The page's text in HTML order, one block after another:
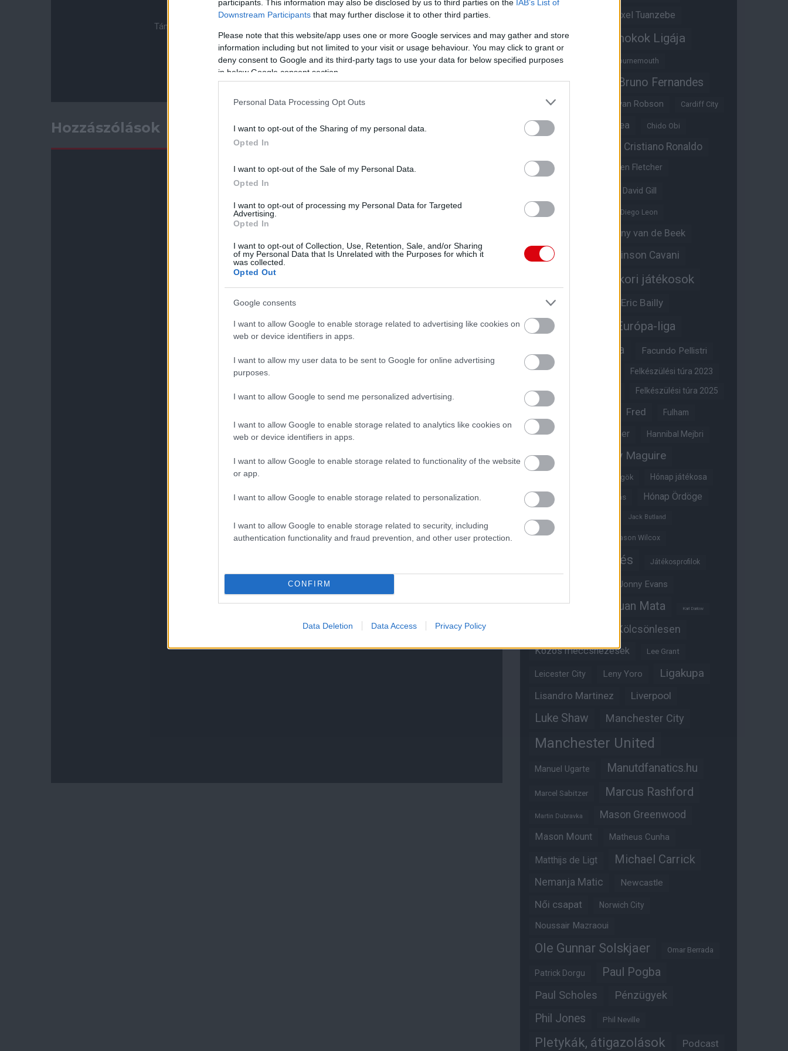
participants. This information may also be disclosed by us to third parties on the IAB’s List of
Downstream Participants that may further disclose it to other third parties.
Please note that this website/app uses one or more Google services and may gather and store
information including but not limited to your visit or usage behaviour. You may click to grant or
deny consent to Google and its third-party tags to use your data for below specified purposes
in below Google consent section.
Personal Data Processing Opt Outs
I want to opt-out of the Sharing of my personal data.
Opted In
I want to opt-out of the Sale of my Personal Data.
Opted In
I want to opt-out of processing my Personal Data for Targeted
Advertising.
Opted In
I want to opt-out of Collection, Use, Retention, Sale, and/or Sharing
of my Personal Data that Is Unrelated with the Purposes for which it
was collected.
Opted Out
Google consents
I want to allow Google to enable storage related to advertising like cookies on
web or device identifiers in apps.
I want to allow my user data to be sent to Google for online advertising
purposes.
I want to allow Google to send me personalized advertising.
I want to allow Google to enable storage related to analytics like cookies on
web or device identifiers in apps.
I want to allow Google to enable storage related to functionality of the website
or app.
I want to allow Google to enable storage related to personalization.
I want to allow Google to enable storage related to security, including
authentication functionality and fraud prevention, and other user protection.
CONFIRM
Data Deletion Data Access Privacy Policy
Támogasd adományoddal a ManUtdFanatics.hu működését!
Hozzászólások
Axel Tuanzebe
Ayden Heaven Bajnokok Ligája
Benjamin Sesko Bournemouth
Brandon Williams Bruno Fernandes
Bryan Mbeumo Bryan Robson Cardiff City
Casemiro Chelsea Chido Obi
Cristiano Ronaldo
Crystal Palace Darren Fletcher
David Gill
Dean Henderson Diego Leon
Donny van de Beek
Ed Woodward
Edinson Cavani
Egykori játékosok
Érdekességek Eric Bailly
Erik ten Hag Európa-liga
FA-kupa Facundo Pellistri
Felkészülési túra 2022 Felkészülési túra 2023
Felkészülési túra 2024 Felkészülési túra 2025
Fred Fulham
Gary Neville Glazer Hannibal Mejbri
Harry Amass Harry Maguire
Híres magyar Vörös Ördögök Hónap játékosa
Hónap legjobbja szavazás Hónap Ördöge
Jack Butland
Jadon Sancho Jason Wilcox
Játékosértékelés Játékosprofilok
Jonny Evans
Juan Mata Karl Darlow
Kölcsönlesen
Közös meccsnézések Lee Grant
Leicester City Leny Yoro Ligakupa
Lisandro Martinez Liverpool
Luke Shaw Manchester City
Manchester United
Manuel Ugarte Manutdfanatics.hu
Marcel Sabitzer Marcus Rashford
Martin Dubravka Mason Greenwood
Mason Mount Matheus Cunha
Matthijs de Ligt Michael Carrick
Nemanja Matic Newcastle
Női csapat Norwich City
Noussair Mazraoui
Ole Gunnar Solskjaer Omar Berrada
Patrick Dorgu Paul Pogba
Paul Scholes Pénzügyek
Phil Jones Phil Neville
Pletykák, átigazolások Podcast